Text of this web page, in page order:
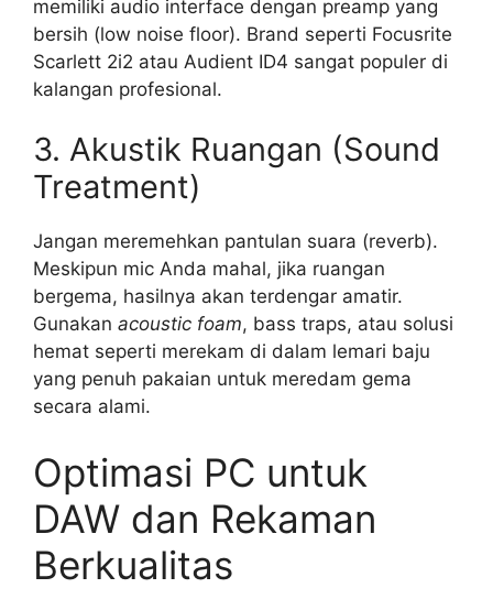
memiliki audio interface dengan preamp yang
bersih (low noise floor). Brand seperti Focusrite
Scarlett 2i2 atau Audient ID4 sangat populer di
kalangan profesional.
3. Akustik Ruangan (Sound
Treatment)
Jangan meremehkan pantulan suara (reverb).
Meskipun mic Anda mahal, jika ruangan
bergema, hasilnya akan terdengar amatir.
Gunakan acoustic foam, bass traps, atau solusi
hemat seperti merekam di dalam lemari baju
yang penuh pakaian untuk meredam gema
secara alami.
Optimasi PC untuk
DAW dan Rekaman
Berkualitas